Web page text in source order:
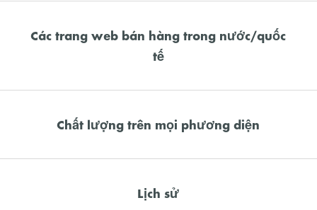
Các trang web bán hàng trong nước/quốc
tế
Chất lượng trên mọi phương diện
Lịch sử